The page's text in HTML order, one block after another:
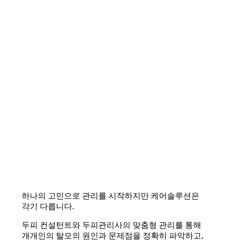
하나의 고민으로 관리를 시작하지만 케어솔루션은
각기 다릅니다.
두피 컨설턴트와 두피관리사의 맞춤형 관리를 통해
개개인의 탈모의 원인과 문제점을 정확히 파악하고,